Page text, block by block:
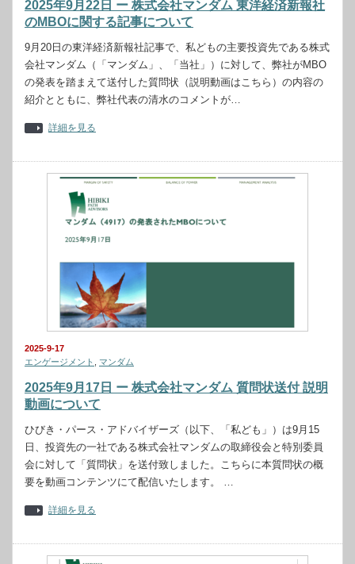
2025年9月22日 ー 株式会社マンダム 東洋経済新報社
のMBOに関する記事について
9月20日の東洋経済新報社記事で、私どもの主要投資先である株式
会社マンダム（「マンダム」、「当社」）に対して、弊社がMBO
の発表を踏まえて送付した質問状（説明動画はこちら）の内容の
紹介とともに、弊社代表の清水のコメントが…
詳細を見る
2025-9-17
エンゲージメント
マンダム
2025年9月17日 ー 株式会社マンダム 質問状送付 説明
動画について
ひびき・パース・アドバイザーズ（以下、「私ども」）は9月15
日、投資先の一社である株式会社マンダムの取締役会と特別委員
会に対して「質問状」を送付致しました。こちらに本質問状の概
要を動画コンテンツにて配信いたします。 …
詳細を見る